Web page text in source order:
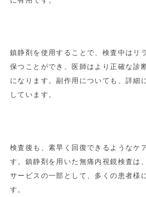
鎮静剤を使用することで、検査中はリ
保つことができ、医師はより正確な診
になります。副作用についても、詳細
しています。
検査後も、素早く回復できるようなケ
す。鎮静剤を用いた無痛内視鏡検査は
サービスの一部として、多くの患者様
す。